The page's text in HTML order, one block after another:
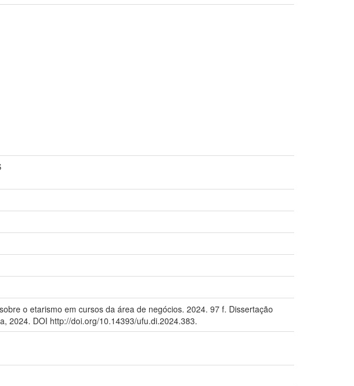
o etarismo em cursos da área de negócios. 2024. 97 f. Dissertação
2024. DOI http://doi.org/10.14393/ufu.di.2024.383.